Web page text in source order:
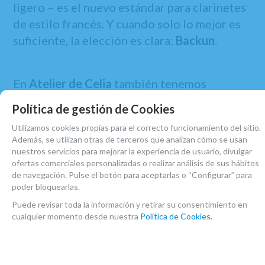
ligero – es el nuevo estándar para clarinetes
de estilo francés. Y cuando solo lo mejor es
suficiente, la elección es clara: Backun.
En Atelier de Celia también tenemos
Backun Essence:
En madera de Granadillo con 18 llaves
Plateadas
En madera de Granadillo con 18 llaves
Plateadas y Pilares Dorados
En madera de Cocobolo con 18 llaves
Plateadas y Pilares Dorados
Política de gestión de Cookies
Utilizamos cookies propias para el correcto funcionamiento del sitio.
Además, se utilizan otras de terceros que analizan cómo se usan
nuestros servicios para mejorar la experiencia de usuario, divulgar
ofertas comerciales personalizadas o realizar análisis de sus hábitos
de navegación. Pulse el botón para aceptarlas o “Configurar” para
poder bloquearlas.
Puede revisar toda la información y retirar su consentimiento en
cualquier momento desde nuestra Política de Cookies.